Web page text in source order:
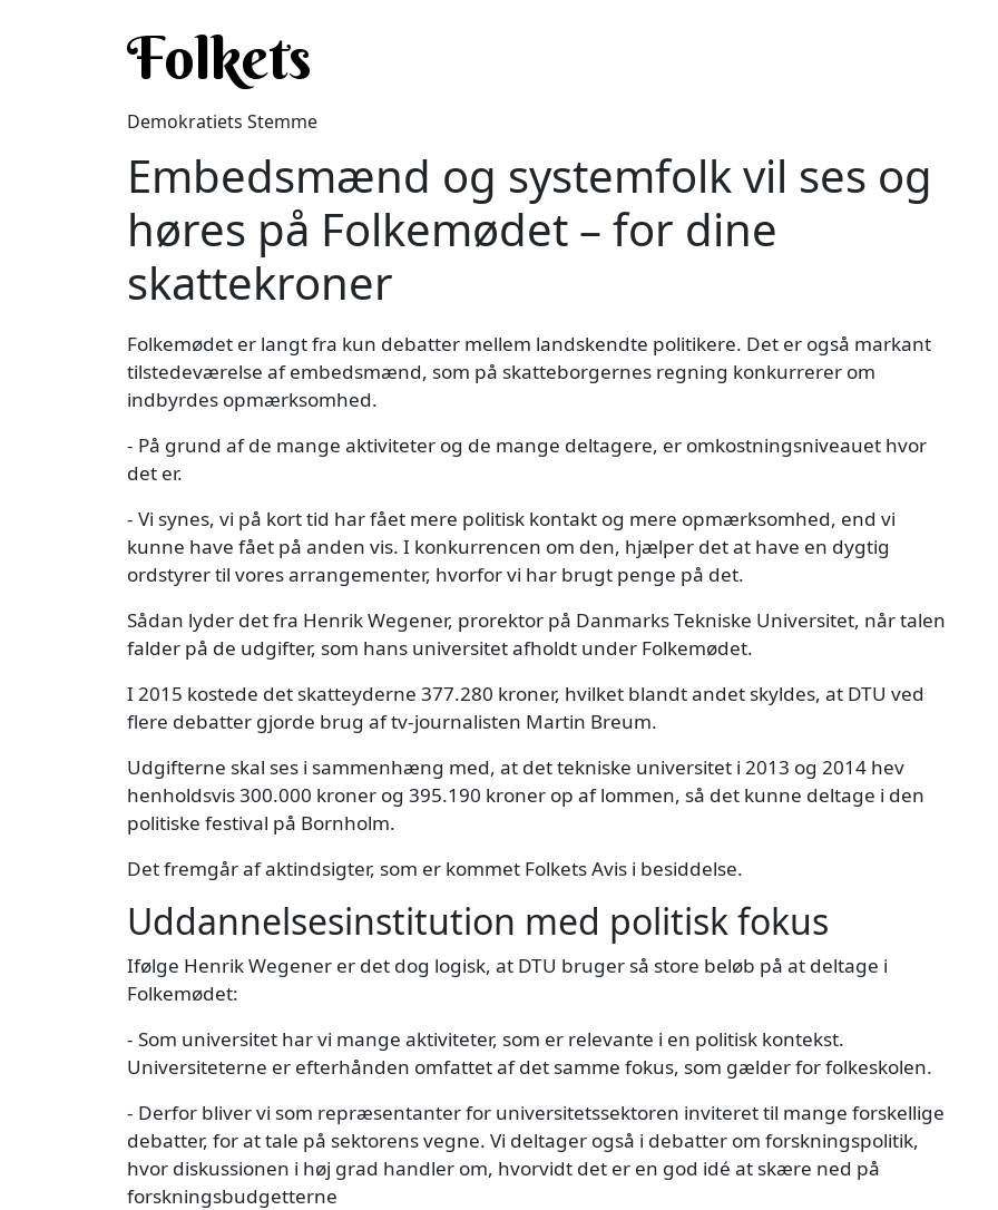
Folkets
Demokratiets Stemme
Embedsmænd og systemfolk vil ses og
høres på Folkemødet – for dine
skattekroner
Folkemødet er langt fra kun debatter mellem landskendte politikere. Det er også markant
tilstedeværelse af embedsmænd, som på skatteborgernes regning konkurrerer om
indbyrdes opmærksomhed.
- På grund af de mange aktiviteter og de mange deltagere, er omkostningsniveauet hvor
det er.
- Vi synes, vi på kort tid har fået mere politisk kontakt og mere opmærksomhed, end vi
kunne have fået på anden vis. I konkurrencen om den, hjælper det at have en dygtig
ordstyrer til vores arrangementer, hvorfor vi har brugt penge på det.
Sådan lyder det fra Henrik Wegener, prorektor på Danmarks Tekniske Universitet, når talen
falder på de udgifter, som hans universitet afholdt under Folkemødet.
I 2015 kostede det skatteyderne 377.280 kroner, hvilket blandt andet skyldes, at DTU ved
flere debatter gjorde brug af tv-journalisten Martin Breum.
Udgifterne skal ses i sammenhæng med, at det tekniske universitet i 2013 og 2014 hev
henholdsvis 300.000 kroner og 395.190 kroner op af lommen, så det kunne deltage i den
politiske festival på Bornholm.
Det fremgår af aktindsigter, som er kommet Folkets Avis i besiddelse.
Uddannelsesinstitution med politisk fokus
Ifølge Henrik Wegener er det dog logisk, at DTU bruger så store beløb på at deltage i
Folkemødet:
- Som universitet har vi mange aktiviteter, som er relevante i en politisk kontekst.
Universiteterne er efterhånden omfattet af det samme fokus, som gælder for folkeskolen.
- Derfor bliver vi som repræsentanter for universitetssektoren inviteret til mange forskellige
debatter, for at tale på sektorens vegne. Vi deltager også i debatter om forskningspolitik,
hvor diskussionen i høj grad handler om, hvorvidt det er en god idé at skære ned på
forskningsbudgetterne